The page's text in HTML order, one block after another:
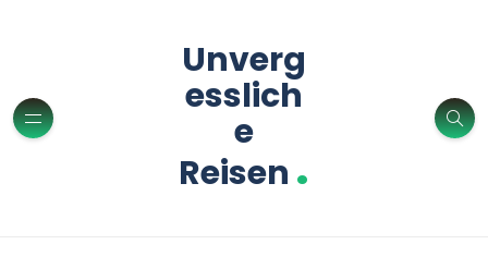
Unverg
esslich
e
Reisen .